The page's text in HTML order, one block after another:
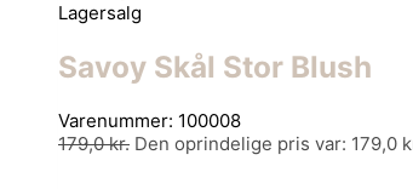
Lagersalg
Savoy Skål Stor Blush
Varenummer: 100008
179,0kr. Den oprindelige pris var: 179,0